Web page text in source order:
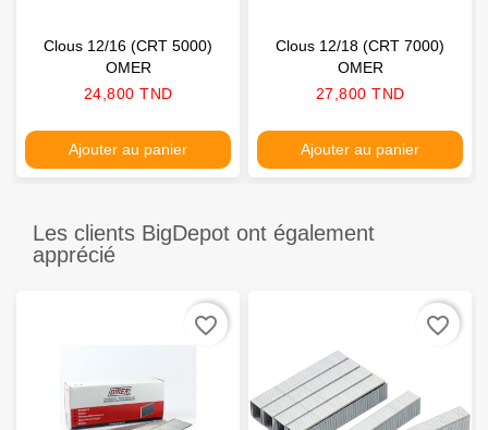
Clous 12/16 (CRT 5000)
OMER
Prix
24,800 TND
Ajouter au panier
Clous 12/18 (CRT 7000)
OMER
Prix
27,800 TND
Ajouter au panier
Les clients BigDepot ont également
apprécié
favorite_border favorite_border